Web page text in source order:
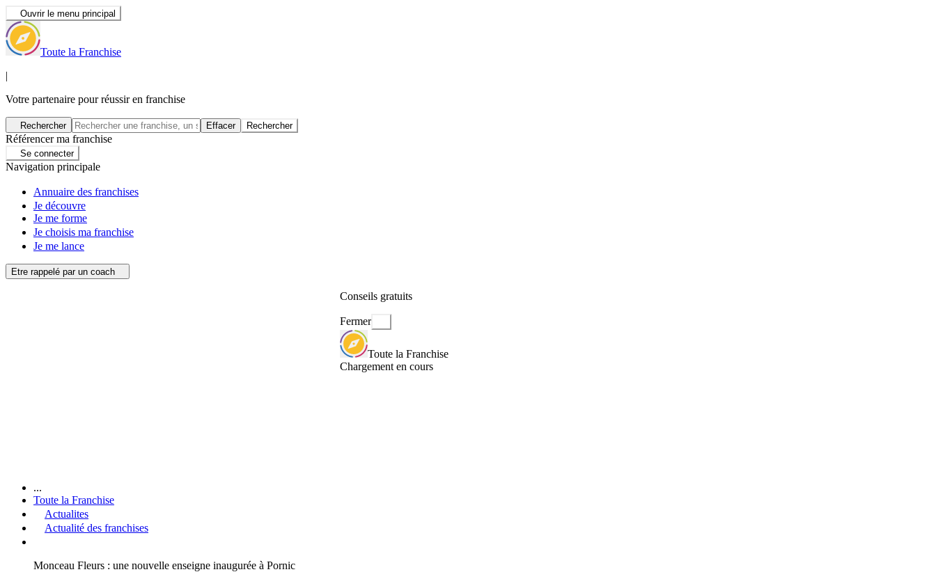
Ouvrir le menu principal
Toute la Franchise
|
Votre partenaire pour réussir en franchise
Rechercher Effacer Rechercher
Référencer ma franchise
Se connecter
Navigation principale
Annuaire des franchises
Je découvre
Je me forme
Je choisis ma franchise
Je me lance
Etre rappelé par un coach
Conseils gratuits
Fermer
Toute la Franchise
Chargement en cours
...
Toute la Franchise
Actualites
Actualité des franchises
Monceau Fleurs : une nouvelle enseigne inaugurée à Pornic